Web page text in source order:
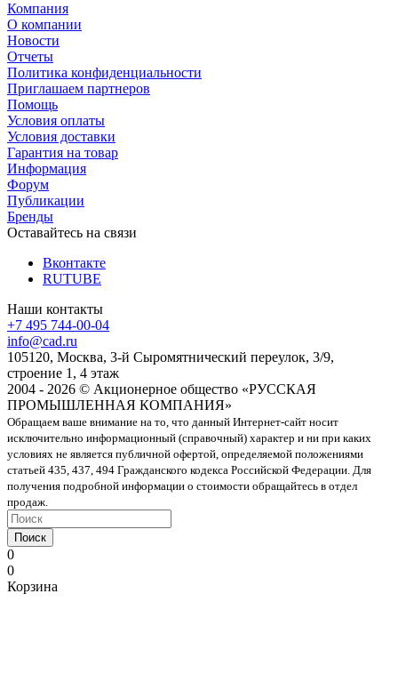
Компания
О компании
Новости
Отчеты
Политика конфиденциальности
Приглашаем партнеров
Помощь
Условия оплаты
Условия доставки
Гарантия на товар
Информация
Форум
Публикации
Бренды
Оставайтесь на связи
Вконтакте
RUTUBE
Наши контакты
+7 495 744-00-04
info@cad.ru
105120, Москва, 3-й Сыромятнический переулок, 3/9,
строение 1, 4 этаж
2004 - 2026 © Акционерное общество «РУССКАЯ
ПРОМЫШЛЕННАЯ КОМПАНИЯ»
Обращаем ваше внимание на то, что данный Интернет-сайт носит
исключительно информационный (справочный) характер и ни при каких
условиях не является публичной офертой, определяемой положениями
статьей 435, 437, 494 Гражданского кодекса Российской Федерации. Для
получения подробной информации о стоимости обращайтесь в отдел
продаж.
Поиск
0
0
Корзина